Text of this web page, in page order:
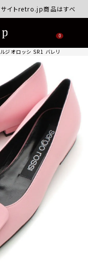
トretro.jp商品はすべて正規
0
ジオロッシ SR1 バレリーナ レ